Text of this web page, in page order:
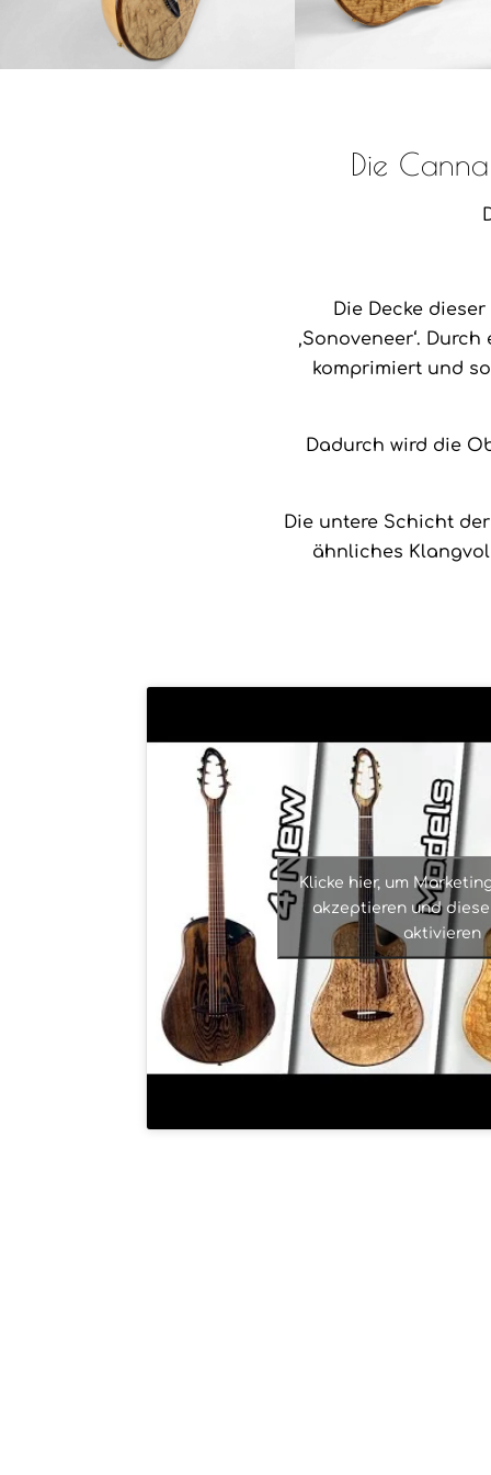
Die
Die Decke
‚Sonoveneer‘.
komprimiert und
Dadurch wird die
Die untere Schicht
ähnliches
Klicke hier, um
akzeptieren und
aktivieren